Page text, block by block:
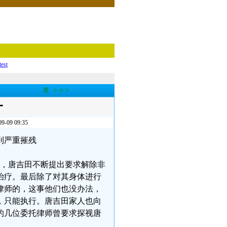
test
荐 ★★★
09 09:35
严重摧残
唐吉田不断提出要求解除非
疗。最后除了对其身体进行
的，这事他们也没办法，
能执行。唐吉田家人也向
几位委托律师曾要求探视唐